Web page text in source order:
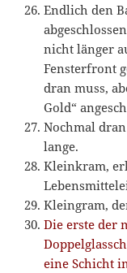
Endlich den
nicht länger
Fensterfront
dran muss,
Gold“
Nochmal
lange.
Kleinkram,
Kleingram,
Die erste der
eine Schicht